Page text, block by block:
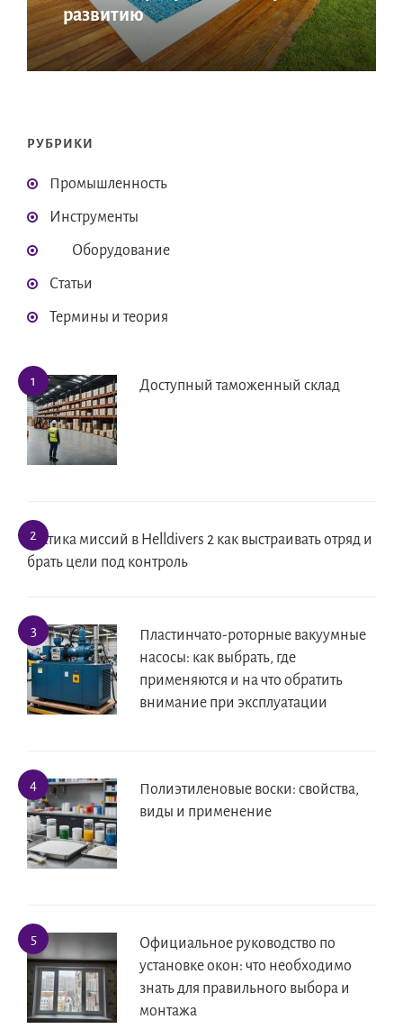
развитию
РУБРИКИ
Промышленность
Инструменты
Оборудование
Статьи
Термины и теория
Доступный таможенный склад
Тактика миссий в Helldivers 2 как выстраивать отряд и
брать цели под контроль
Пластинчато-роторные вакуумные
насосы: как выбрать, где
применяются и на что обратить
внимание при эксплуатации
Полиэтиленовые воски: свойства,
виды и применение
Официальное руководство по
установке окон: что необходимо
знать для правильного выбора и
монтажа